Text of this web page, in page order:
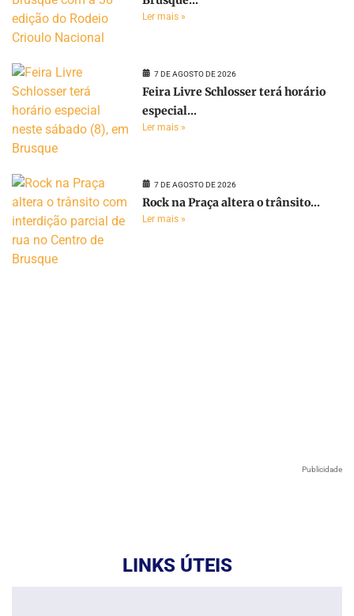
Ler mais »
7 DE AGOSTO DE 2026
Feira Livre Schlosser terá horário
especial...
Ler mais »
7 DE AGOSTO DE 2026
Rock na Praça altera o trânsito...
Ler mais »
Publicidade
LINKS ÚTEIS